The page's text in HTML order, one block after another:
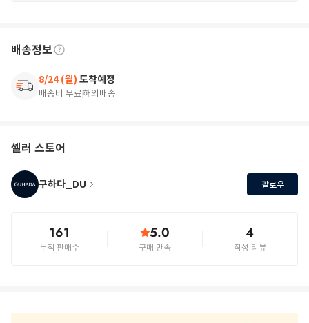
배송정보
8/24 (월) 도착예정
배송비 무료해외배송
셀러 스토어
구하다_DU 팔로우
161
누적 판매수
5.0
구매 만족
4
작성 리뷰